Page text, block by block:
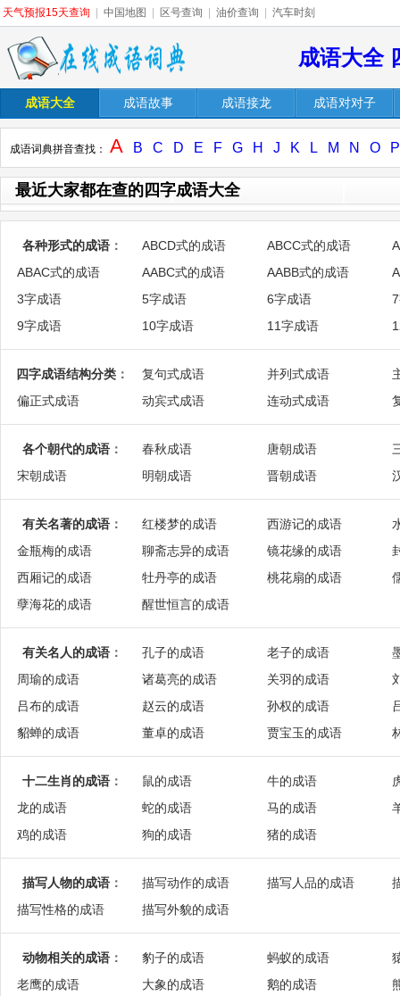
天气预报15天查询 中国地图 区号查询 油价查询 汽车时刻
成语大全
成语大全 成语故事 成语接龙 成语对对子
成语词典拼音查找： A B C D E F G H J K L M N O P
最近大家都在查的四字成语大全
各种形式的成语 ： ABCD式的成语 ABCC式的成语
ABAC式的成语
AABC式的成语 AABB式的成语
3字成语
5字成语 6字成语
9字成语
10字成语 11字成语
四字成语结构分类 ： 复句式成语 并列式成语
偏正式成语
动宾式成语 连动式成语
各个朝代的成语 ： 春秋成语 唐朝成语
宋朝成语
明朝成语 晋朝成语
有关名著的成语 ： 红楼梦的成语 西游记的成语
金瓶梅的成语
聊斋志异的成语 镜花缘的成语
西厢记的成语
牡丹亭的成语 桃花扇的成语
孽海花的成语
醒世恒言的成语
有关名人的成语 ： 孔子的成语 老子的成语
周瑜的成语
诸葛亮的成语 关羽的成语
吕布的成语
赵云的成语 孙权的成语
貂蝉的成语
董卓的成语 贾宝玉的成语
十二生肖的成语 ： 鼠的成语 牛的成语
龙的成语
蛇的成语 马的成语
鸡的成语
狗的成语 猪的成语
描写人物的成语 ： 描写动作的成语 描写人品的成语
描写性格的成语
描写外貌的成语
动物相关的成语 ： 豹子的成语 蚂蚁的成语
老鹰的成语
大象的成语 鹅的成语